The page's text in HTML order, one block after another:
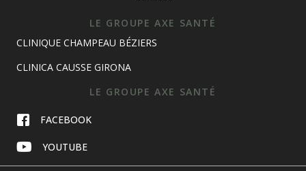
LE GROUPE AXE SANTÉ
CLINIQUE CHAMPEAU BÉZIERS
CLINICA CAUSSE GIRONA
LE GROUPE AXE SANTÉ
FACEBOOK
YOUTUBE